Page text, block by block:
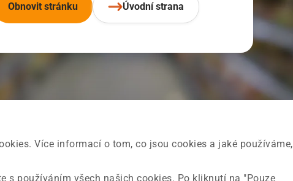
Více informací o tom, co jsou cookies a jaké používáme,
s používáním všech našich cookies. Po kliknutí na "Pouze
Obnovit stránku Úvodní strana